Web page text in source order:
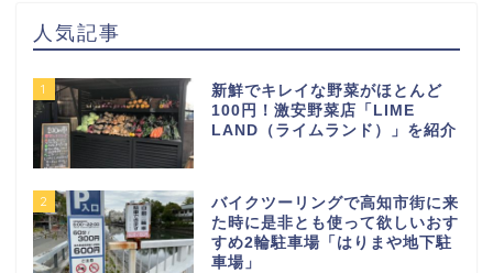
人気記事
1
新鮮でキレイな野菜がほとんど
100円！激安野菜店「LIME
LAND（ライムランド）」を紹介
2
バイクツーリングで高知市街に来
た時に是非とも使って欲しいおす
すめ2輪駐車場「はりまや地下駐
車場」